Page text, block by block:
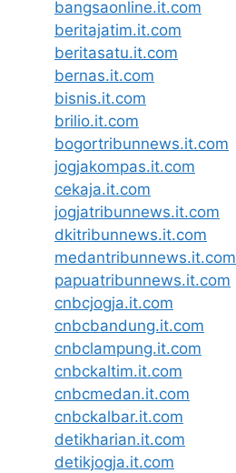
bangsaonline.it.com
beritajatim.it.com
beritasatu.it.com
bernas.it.com
bisnis.it.com
brilio.it.com
bogortribunnews.it.com
jogjakompas.it.com
cekaja.it.com
jogjatribunnews.it.com
dkitribunnews.it.com
medantribunnews.it.com
papuatribunnews.it.com
cnbcjogja.it.com
cnbcbandung.it.com
cnbclampung.it.com
cnbckaltim.it.com
cnbcmedan.it.com
cnbckalbar.it.com
detikharian.it.com
detikjogja.it.com